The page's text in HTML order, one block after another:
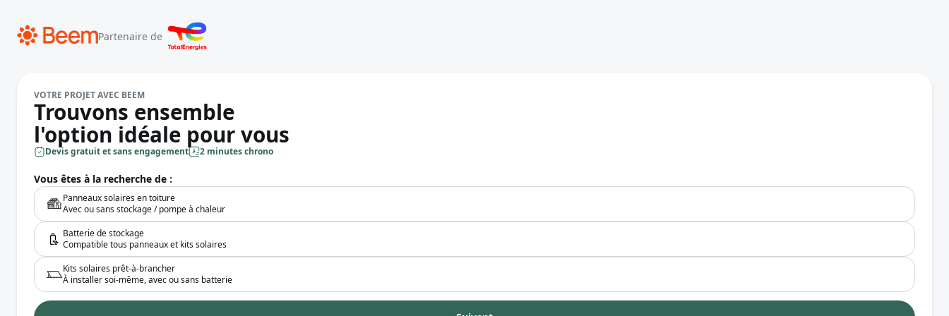
Partenaire de
VOTRE PROJET AVEC BEEM
Trouvons ensemble
l'option idéale pour vous
Devis gratuit et sans engagement 2 minutes chrono
Vous êtes à la recherche de :
Panneaux solaires en toiture
Avec ou sans stockage / pompe à chaleur
Batterie de stockage
Compatible tous panneaux et kits solaires
Kits solaires prêt-à-brancher
À installer soi-même, avec ou sans batterie